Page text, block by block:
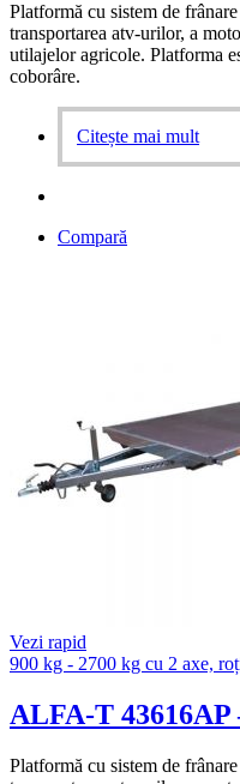
Platformă cu sistem de
transportarea atv-urilor, a
utilajelor agricole. Platforma
coborâre.
Citește mai mult
Compară
Vezi rapid
900 kg - 2700 kg cu 2 axe,
ALFA-T 43616AP
Platformă cu sistem de